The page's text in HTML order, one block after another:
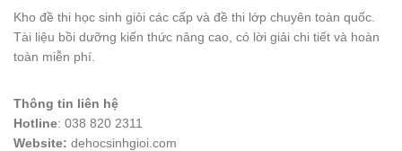
Kho đề thi học sinh giỏi các cấp và đề thi lớp chuyên toàn quốc.
Tài liệu bồi dưỡng kiến thức nâng cao, có lời giải chi tiết và hoàn
toàn miễn phí.
Thông tin liên hệ
Hotline: 038 820 2311
Website: dehocsinhgioi.com